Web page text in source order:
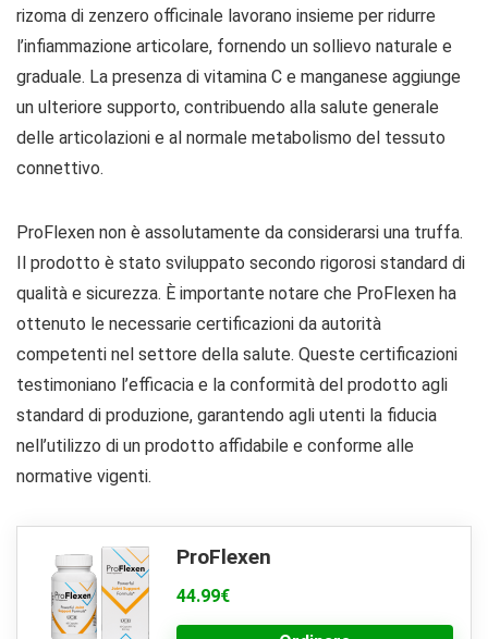
rizoma di zenzero officinale lavorano insieme per ridurre
l’infiammazione articolare, fornendo un sollievo naturale e
graduale. La presenza di vitamina C e manganese aggiunge
un ulteriore supporto, contribuendo alla salute generale
delle articolazioni e al normale metabolismo del tessuto
connettivo.
ProFlexen non è assolutamente da considerarsi una truffa.
Il prodotto è stato sviluppato secondo rigorosi standard di
qualità e sicurezza. È importante notare che ProFlexen ha
ottenuto le necessarie certificazioni da autorità
competenti nel settore della salute. Queste certificazioni
testimoniano l’efficacia e la conformità del prodotto agli
standard di produzione, garantendo agli utenti la fiducia
nell’utilizzo di un prodotto affidabile e conforme alle
normative vigenti.
ProFlexen
44.99€